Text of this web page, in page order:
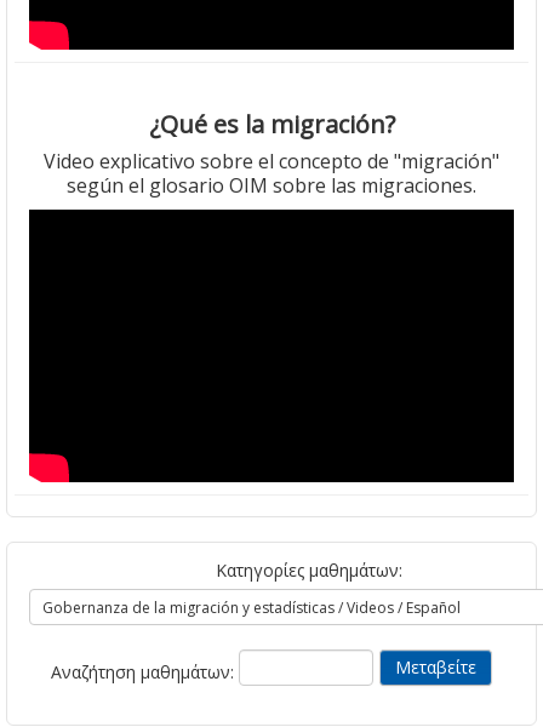
¿Qué es la migración?
Video explicativo sobre el concepto de "migración"
según el glosario OIM sobre las migraciones.
Κατηγορίες μαθημάτων:
Αναζήτηση μαθημάτων: